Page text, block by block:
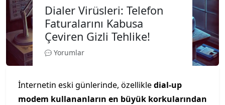
Dialer Virüsleri: Telefon
Faturalarını Kabusa
Çeviren Gizli Tehlike!
Yorumlar
İnternetin eski günlerinde, özellikledial-up
modem kullananların en büyük korkularından